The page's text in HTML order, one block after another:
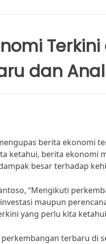
dan
berita ekonomi
ketahui, berita ekonomi
besar terhadap
“Mengikuti
maupun
yang perlu kita
terbaru di